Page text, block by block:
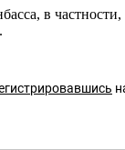
в
.